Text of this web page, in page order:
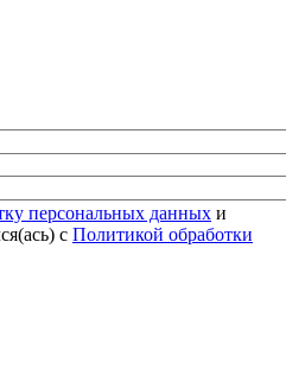
персональных данных и
с Политикой обработки